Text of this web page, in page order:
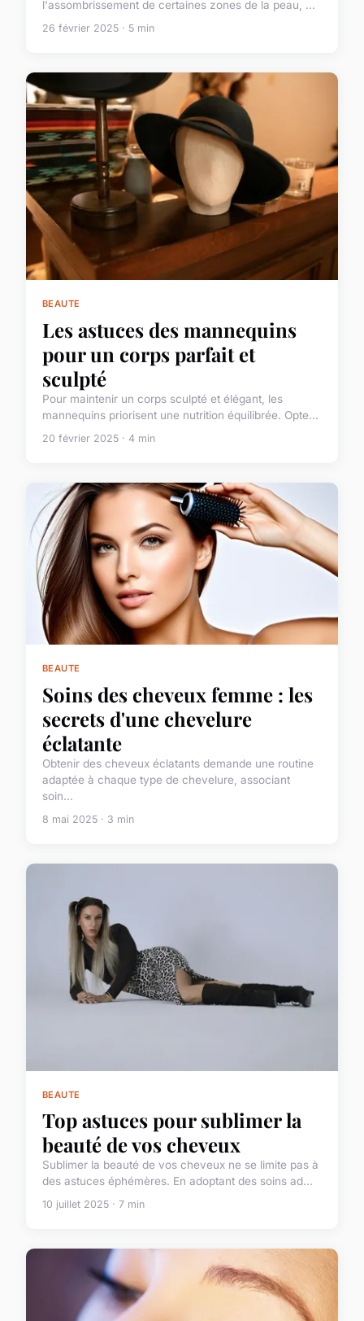
l'assombrissement de certaines zones de la peau, ...
26 février 2025 · 5 min
BEAUTE
Les astuces des mannequins
pour un corps parfait et
sculpté
Pour maintenir un corps sculpté et élégant, les
mannequins priorisent une nutrition équilibrée. Opte...
20 février 2025 · 4 min
BEAUTE
Soins des cheveux femme : les
secrets d'une chevelure
éclatante
Obtenir des cheveux éclatants demande une routine
adaptée à chaque type de chevelure, associant
soin...
8 mai 2025 · 3 min
BEAUTE
Top astuces pour sublimer la
beauté de vos cheveux
Sublimer la beauté de vos cheveux ne se limite pas à
des astuces éphémères. En adoptant des soins ad...
10 juillet 2025 · 7 min